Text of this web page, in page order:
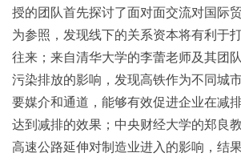
授的团队首先探讨了面对面交流对国际
为参照，发现线下的关系资本将有利于
往来；来自清华大学的李蕾老师及其团
污染排放的影响，发现高铁作为不同城
要媒介和通道，能够有效促进企业在减
达到减排的效果；中央财经大学的郑良
高速公路延伸对制造业进入的影响，结